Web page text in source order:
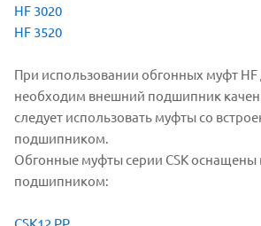
HF 3020
HF 3520
При использовании обгонных муфт
необходим внешний подшипник
следует использовать муфты со
подшипником.
Обгонные муфты серии CSK оснащены
подшипником:
CSK12 PP